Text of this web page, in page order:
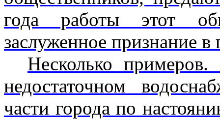
года работы этот
заслуженное признание в
Несколько
недостаточном
части города по